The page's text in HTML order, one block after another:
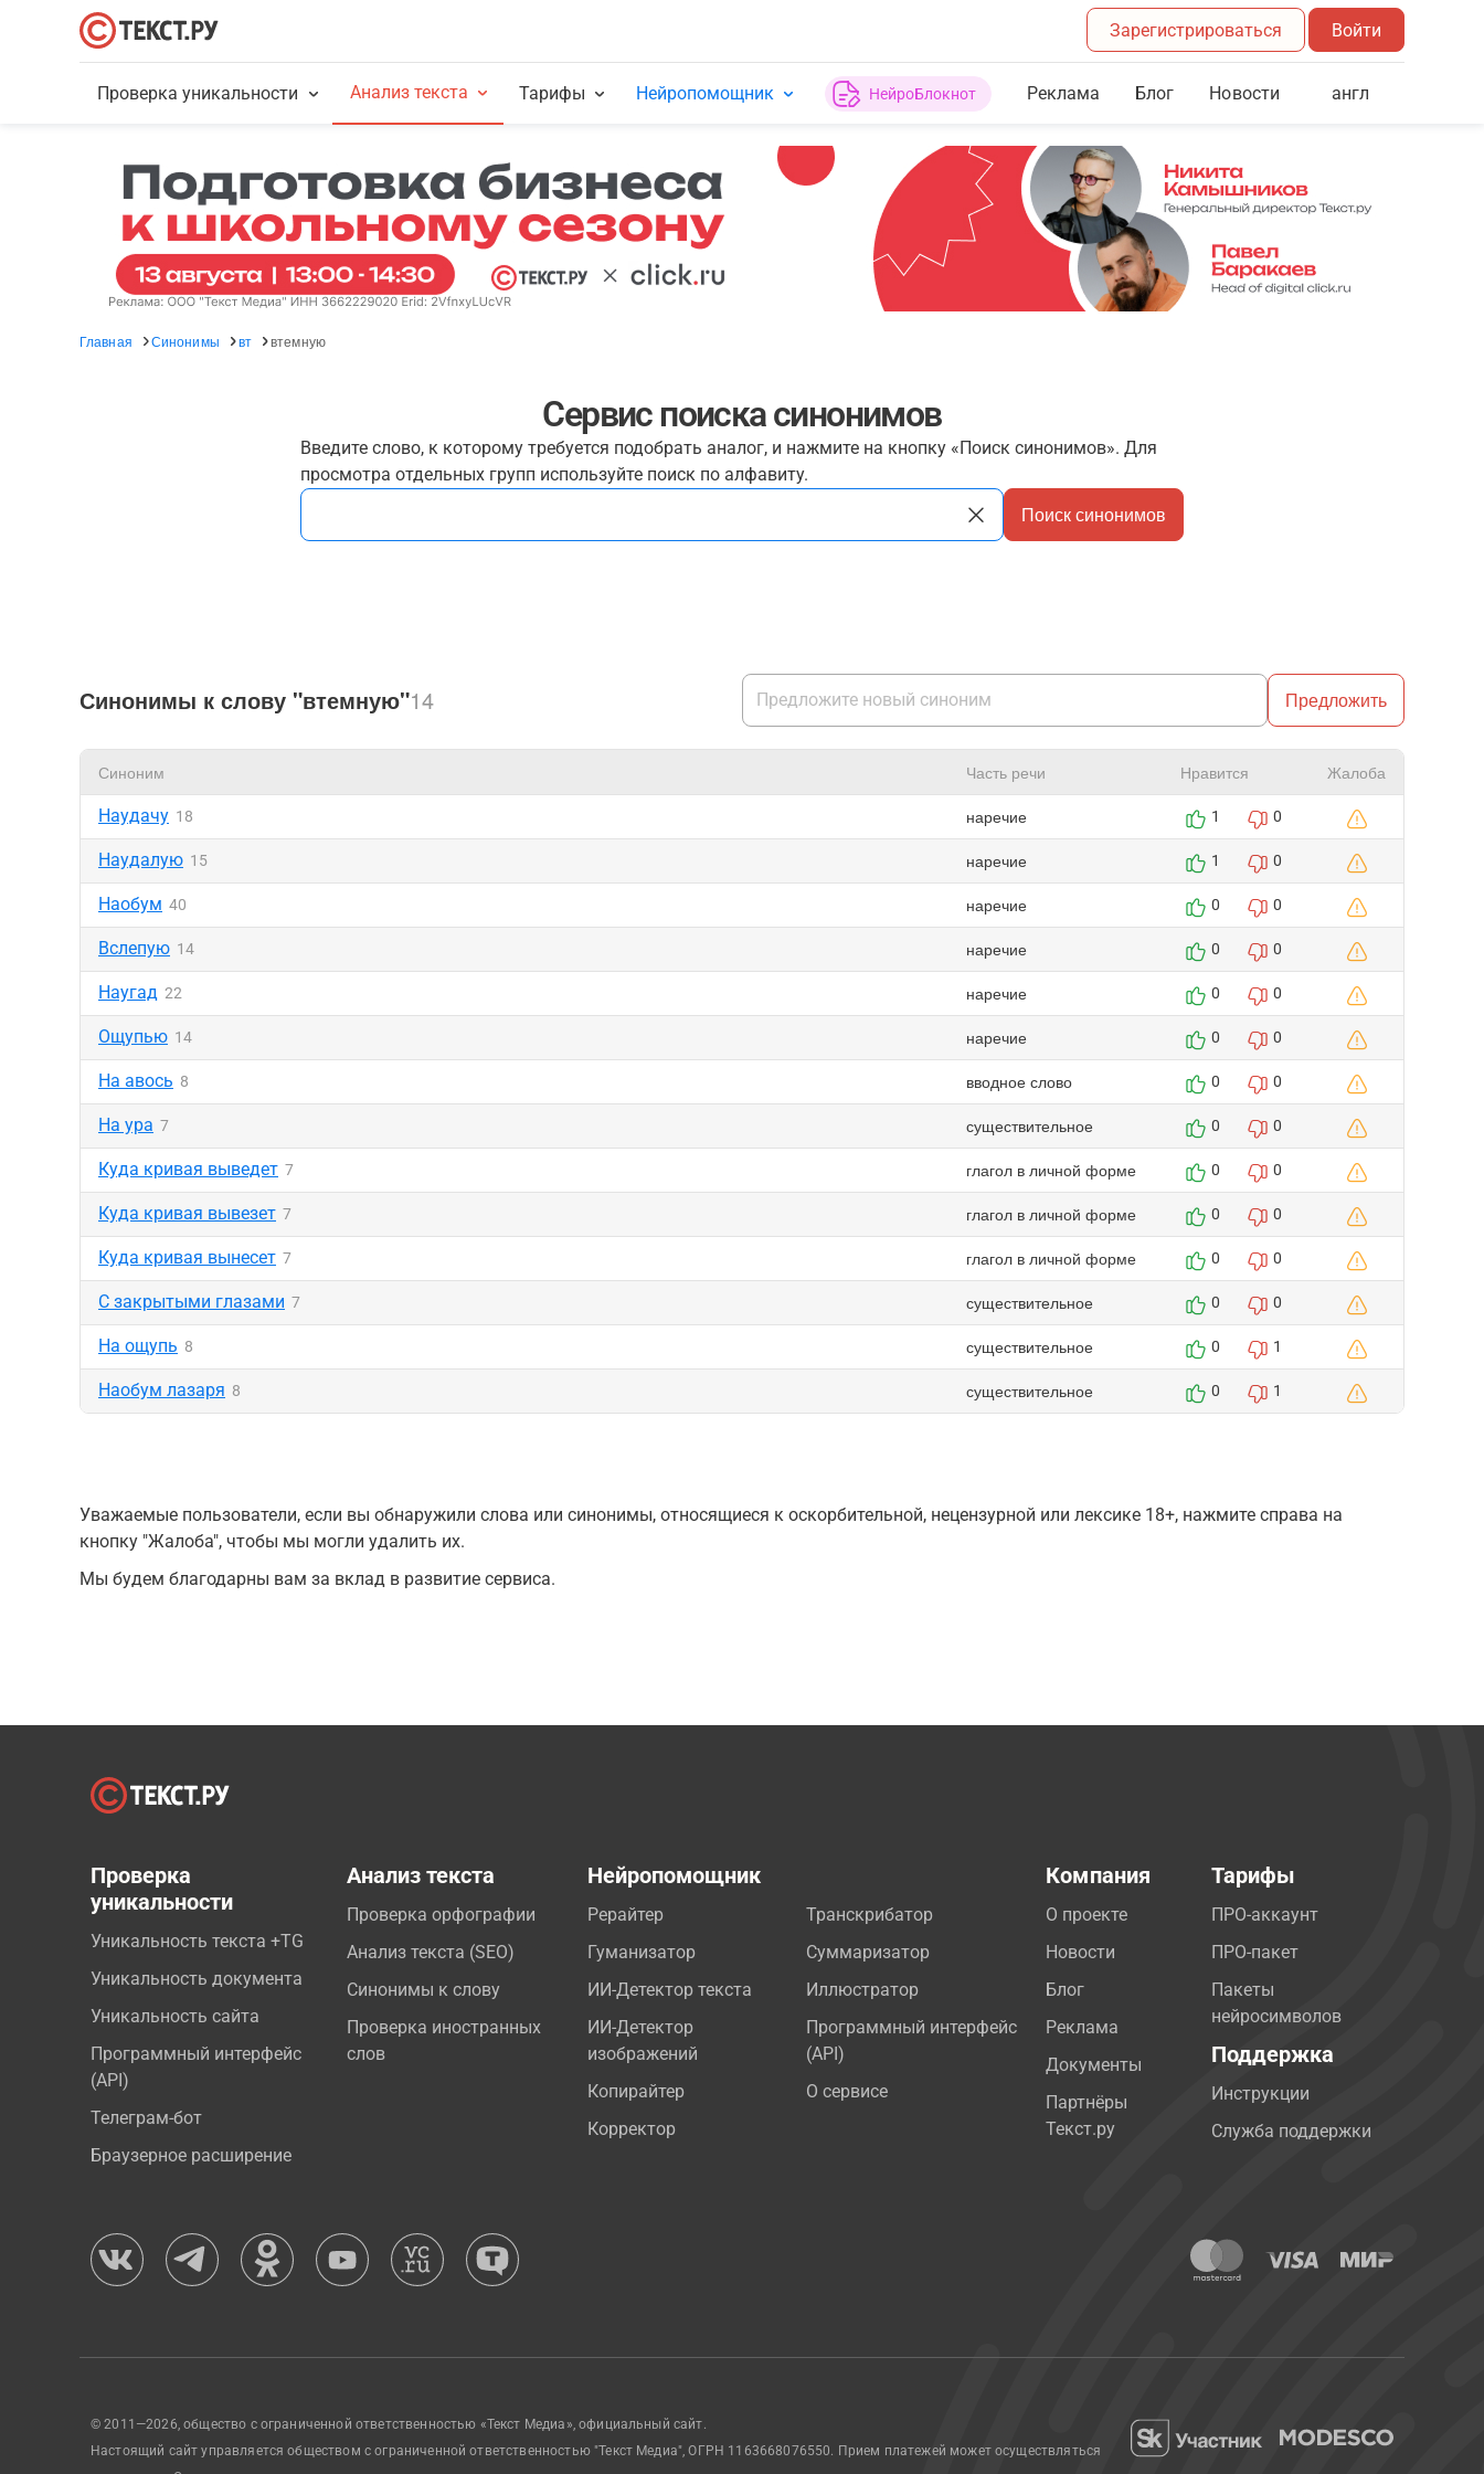
Зарегистрироваться Войти
Проверка уникальности Анализ текста Тарифы Нейропомощник НейроБлокнот Реклама Блог Новости англ
Главная Синонимы вт втемную
Сервис поиска синонимов
Введите слово, к которому требуется подобрать аналог, и нажмите на кнопку «Поиск синонимов». Для
просмотра отдельных групп используйте поиск по алфавиту.
Поиск синонимов
Синонимы к слову "втемную"14 Предложить
Синоним Часть речи Нравится Жалоба
Наудачу 18 наречие 1 0
Наудалую 15 наречие 1 0
Наобум 40 наречие 0 0
Вслепую 14 наречие 0 0
Наугад 22 наречие 0 0
Ощупью 14 наречие 0 0
На авось 8 вводное слово 0 0
На ура 7 существительное 0 0
Куда кривая выведет 7 глагол в личной форме 0 0
Куда кривая вывезет 7 глагол в личной форме 0 0
Куда кривая вынесет 7 глагол в личной форме 0 0
С закрытыми глазами 7 существительное 0 0
На ощупь 8 существительное 0 1
Наобум лазаря 8 существительное 0 1
Уважаемые пользователи, если вы обнаружили слова или синонимы, относящиеся к оскорбительной, нецензурной или лексике 18+, нажмите справа на
кнопку "Жалоба", чтобы мы могли удалить их.
Мы будем благодарны вам за вклад в развитие сервиса.
Проверка
уникальности
Уникальность текста +TG
Уникальность документа
Уникальность сайта
Программный интерфейс
(API)
Телеграм-бот
Браузерное расширение
Анализ текста
Проверка орфографии
Анализ текста (SEO)
Синонимы к слову
Проверка иностранных
слов
Нейропомощник
Рерайтер
Гуманизатор
ИИ-Детектор текста
ИИ-Детектор
изображений
Копирайтер
Корректор
Транскрибатор
Суммаризатор
Иллюстратор
Программный интерфейс
(API)
О сервисе
Компания
О проекте
Новости
Блог
Реклама
Документы
Партнёры
Текст.ру
Тарифы
ПРО-аккаунт
ПРО-пакет
Пакеты
нейросимволов
Поддержка
Инструкции
Служба поддержки
© 2011—2026, общество с ограниченной ответственностью «Текст Медиа», официальный сайт.
Настоящий сайт управляется обществом с ограниченной ответственностью "Текст Медиа", ОГРН 1163668076550. Прием платежей может осуществляться